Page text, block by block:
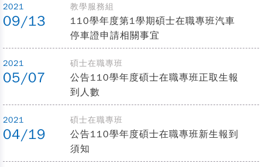
2021
09/13
教學服務組
110學年度第1學期碩士在職專班汽車
停車證申請相關事宜
2021
05/07
碩士在職專班
公告110學年度碩士在職專班正取生報
到人數
2021
04/19
碩士在職專班
公告110學年度碩士在職專班新生報到
須知